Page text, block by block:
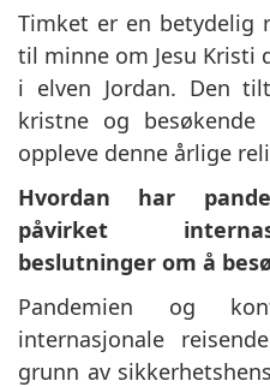
Timket er en betydelig
til minne om Jesu Kristi
i elven Jordan. Den
kristne og
oppleve denne årlige
Hvordan har
påvirket
beslutninger om å
Pandemien og
internasjonale
grunn av